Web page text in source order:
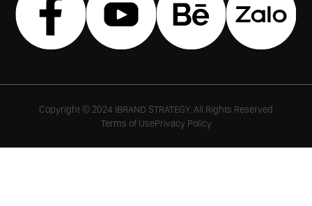
Copyright © 2024 IBRAND STRATEGY. All Rights Reserved
Terms of UsePrivacy Policy